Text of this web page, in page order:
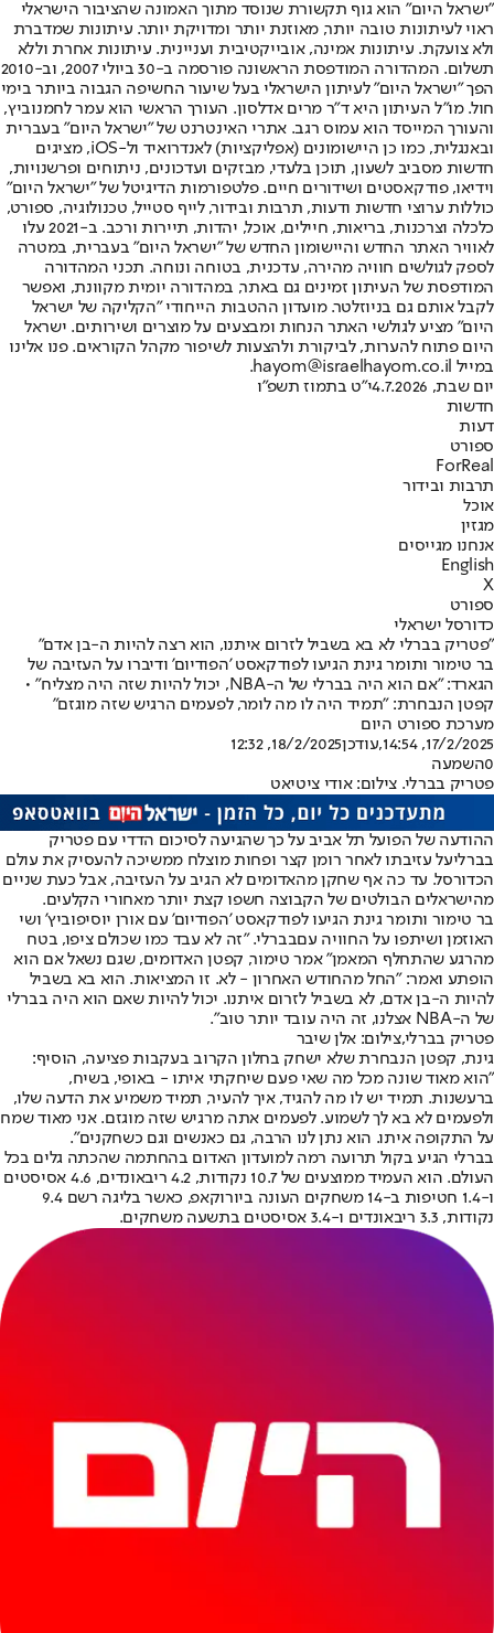
"ישראל היום" הוא גוף תקשורת שנוסד מתוך האמונה שהציבור הישראלי
ראוי לעיתונות טובה יותר, מאוזנת יותר ומדויקת יותר. עיתונות שמדברת
ולא צועקת. עיתונות אמינה, אובייקטיבית ועניינית. עיתונות אחרת וללא
תשלום. המהדורה המודפסת הראשונה פורסמה ב-30 ביולי 2007, וב-2010
הפך "ישראל היום" לעיתון הישראלי בעל שיעור החשיפה הגבוה ביותר בימי
חול. מו"ל העיתון היא ד"ר מרים אדלסון. העורך הראשי הוא עמר לחמנוביץ,
והעורך המייסד הוא עמוס רגב. אתרי האינטרנט של "ישראל היום" בעברית
ובאנגלית, כמו כן היישומונים (אפליקציות) לאנדרואיד ול-iOS, מציגים
חדשות מסביב לשעון, תוכן בלעדי, מבזקים ועדכונים, ניתוחים ופרשנויות,
וידיאו, פודקאסטים ושידורים חיים. פלטפורמות הדיגיטל של "ישראל היום"
כוללות ערוצי חדשות ודעות, תרבות ובידור, לייף סטייל, טכנולוגיה, ספורט,
כלכלה וצרכנות, בריאות, חיילים, אוכל, יהדות, תיירות ורכב. ב-2021 עלו
לאוויר האתר החדש והיישומון החדש של "ישראל היום" בעברית, במטרה
לספק לגולשים חוויה מהירה, עדכנית, בטוחה ונוחה. תכני המהדורה
המודפסת של העיתון זמינים גם באתר, במהדורה יומית מקוונת, ואפשר
לקבל אותם גם בניוזלטר. מועדון ההטבות הייחודי "הקליקה של ישראל
היום" מציע לגולשי האתר הנחות ומבצעים על מוצרים ושירותים. ישראל
היום פתוח להערות, לביקורת ולהצעות לשיפור מקהל הקוראים. פנו אלינו
במייל hayom@israelhayom.co.il.
יום שבת, 4.7.2026
י"ט בתמוז תשפ"ו
חדשות
דעות
ספורט
ForReal
תרבות ובידור
אוכל
מגזין
אנחנו מגייסים
English
X
ספורט
כדורסל ישראלי
"פטריק בברלי לא בא בשביל לזרום איתנו, הוא רצה להיות ה-בן אדם"
בר טימור ותומר גינת הגיעו לפודקאסט 'הפודיום' ודיברו על העזיבה של
הגארד: "אם הוא היה בברלי של ה-NBA, יכול להיות שזה היה מצליח" •
קפטן הנבחרת: "תמיד היה לו מה לומר, לפעמים הרגיש שזה מוגזם"
מערכת ספורט היום
17/2/2025, 14:54
,עודכן18/2/2025, 12:32
0השמעה
פטריק בברלי. צילום: אודי ציטיאט
ההודעה של הפועל תל אביב על כך שהגיעה לסיכום הדדי עם פטריק
בברליעל עזיבתו לאחר רומן קצר ופחות מוצלח ממשיכה להעסיק את עולם
הכדורסל. עד כה אף שחקן מהאדומים לא הגיב על העזיבה, אבל כעת שניים
מהישראלים הבולטים של הקבוצה חשפו קצת יותר מאחורי הקלעים.
בר טימור ותומר גינת הגיעו לפודקאסט 'הפודיום' עם אורן יוסיפוביץ' ושי
האוזמן ושיתפו על החוויה עםבברלי. "זה לא עבד כמו שכולם ציפו, בטח
מהרגע שהתחלף המאמן" אמר טימור, קפטן האדומים, שגם נשאל אם הוא
הופתע ואמר: "החל מהחודש האחרון - לא. זו המציאות. הוא בא בשביל
להיות ה-בן אדם, לא בשביל לזרום איתנו. יכול להיות שאם הוא היה בברלי
של ה-NBA אצלנו, זה היה עובד יותר טוב".
פטריק בברלי,צילום: אלן שיבר
גינת, קפטן הנבחרת שלא ישחק בחלון הקרוב בעקבות פציעה, הוסיף:
"הוא מאוד שונה מכל מה שאי פעם שיחקתי איתו - באופי, בשיח,
ברעשנות. תמיד יש לו מה להגיד, איך להעיר, תמיד משמיע את הדעה שלו,
ולפעמים לא בא לך לשמוע. לפעמים אתה מרגיש שזה מוגזם. אני מאוד שמח
על התקופה איתו. הוא נתן לנו הרבה, גם כאנשים וגם כשחקנים".
בברלי הגיע בקול תרועה רמה למועדון האדום בהחתמה שהכתה גלים בכל
העולם. הוא העמיד ממוצעים של 10.7 נקודות, 4.2 ריבאונדים, 4.6 אסיסטים
ו-1.4 חטיפות ב-14 משחקים העונה ביורוקאפ, כאשר בליגה רשם 9.4
נקודות, 3.3 ריבאונדים ו-3.4 אסיסטים בתשעה משחקים.